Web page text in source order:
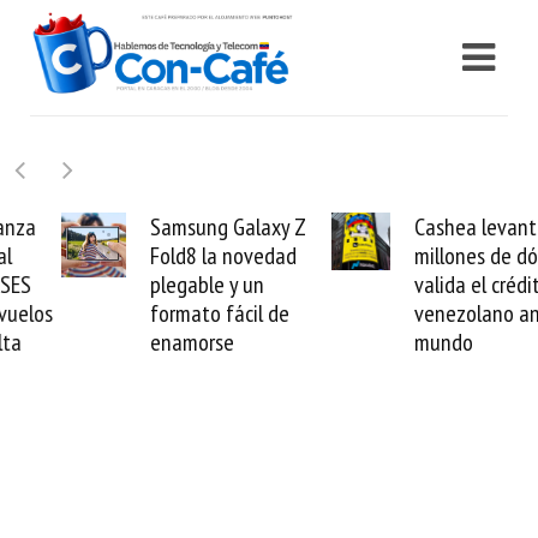
Samsung Galaxy Z
Fold8 la novedad
plegable y un
formato fácil de
enamorse
Cashea levanta 100
millones de dólares y
valida el crédito del
venezolano ante el